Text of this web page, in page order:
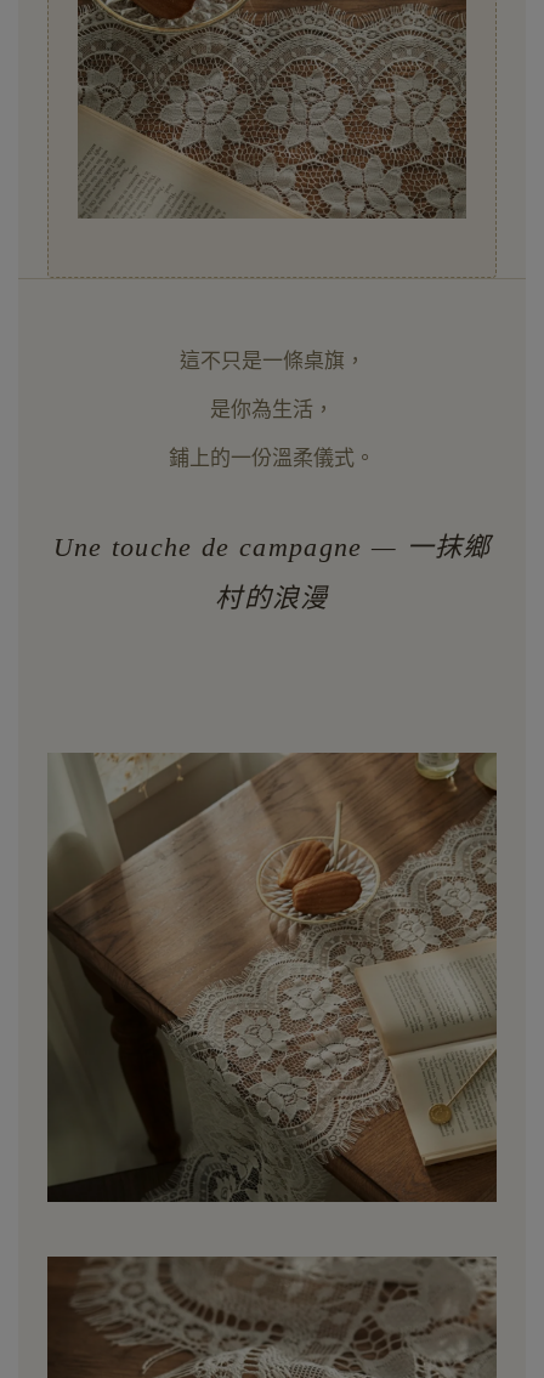
這不只是一條桌旗，
是你為生活，
鋪上的一份溫柔儀式。
Une touche de campagne — 一抹鄉
村的浪漫